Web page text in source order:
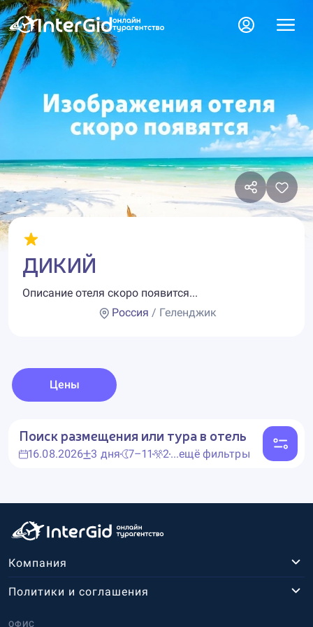
ДИКИЙ
Описание отеля скоро появится...
Россия / Геленджик
Цены
Поиск размещения или тура в отель
16.08.2026 3 дня 7–11 2...ещё фильтры
Компания
ОФИС
Политики и соглашения